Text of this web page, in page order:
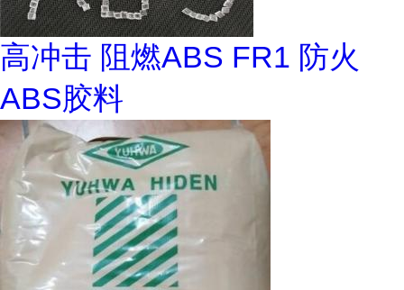
高冲击 阻燃ABS FR1 防火
ABS胶料